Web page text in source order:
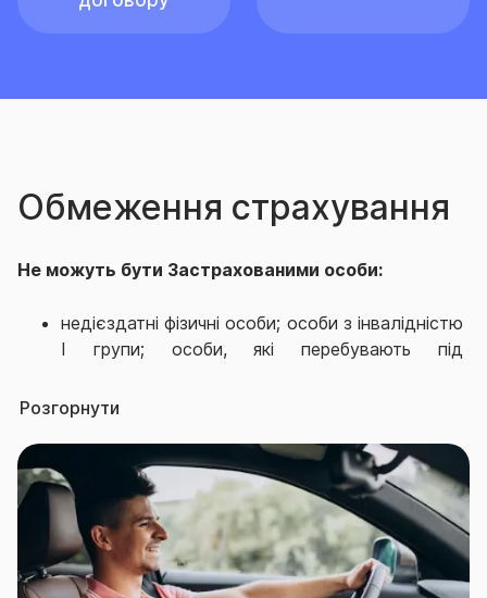
Обмеження страхування
Не можуть бути Застрахованими особи:
недієздатні фізичні особи; особи з інвалідністю
І групи; особи, які перебувають під
встановлено діагнози, пов'язаних з психічними
туберкульозом, ВІЛ-інфекцією; особи у віці
молодше 1 (одного) року і старше 75
(сімдесяти п’яти) років;
особи, праця яких пов’язана з особливим
ризиком, щодо настання нещасного випадку:
спортсмени-аматори, що займаються
Розгорнути